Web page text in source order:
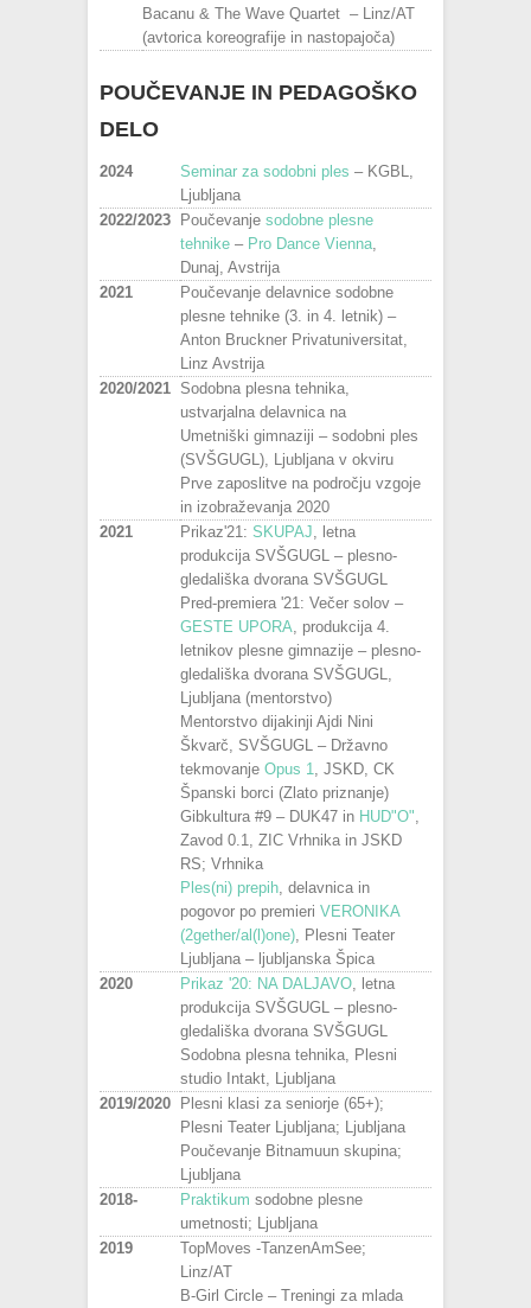
Bacanu & The Wave Quartet – Linz/AT
(avtorica koreografije in nastopajoča)
POUČEVANJE IN PEDAGOŠKO
DELO
2024 Seminar za sodobni ples – KGBL,
Ljubljana
2022/2023
Poučevanje sodobne plesne
tehnike – Pro Dance Vienna
Dunaj, Avstrija
2021
Poučevanje delavnice sodobne
plesne tehnike (3. in 4. letnik) –
Anton Bruckner Privatuniversitat,
Linz Avstrija
2020/2021 Sodobna plesna tehnika,
ustvarjalna delavnica na
Umetniški gimnaziji – sodobni ples
(SVŠGUGL), Ljubljana v okviru
Prve zaposlitve na področju vzgoje
in izobraževanja 2020
2021
Prikaz'21: SKUPAJ , letna
produkcija SVŠGUGL – plesno-
gledališka dvorana SVŠGUGL
Pred-premiera '21: Večer solov –
GESTE UPORA , produkcija 4.
letnikov plesne gimnazije – plesno-
gledališka dvorana SVŠGUGL,
Ljubljana (mentorstvo)
Mentorstvo dijakinji Ajdi Nini
Škvarč, SVŠGUGL – Državno
tekmovanje Opus 1
, JSKD, CK
Španski borci (Zlato priznanje)
Gibkultura #9 – DUK47 in HUD"O"
Zavod 0.1, ZIC Vrhnika in JSKD
RS; Vrhnika
Ples(ni) prepih , delavnica in
pogovor po premieri VERONIKA
(2gether/al(l)one) , Plesni Teater
Ljubljana – ljubljanska Špica
2020
Prikaz '20: NA DALJAVO , letna
produkcija SVŠGUGL – plesno-
gledališka dvorana SVŠGUGL
Sodobna plesna tehnika, Plesni
studio Intakt, Ljubljana
2019/2020
Plesni klasi za seniorje (65+);
Plesni Teater Ljubljana; Ljubljana
Poučevanje Bitnamuun skupina;
Ljubljana
2018-
Praktikum sodobne plesne
umetnosti; Ljubljana
2019
TopMoves -TanzenAmSee;
Linz/AT
B-Girl Circle – Treningi za mlada